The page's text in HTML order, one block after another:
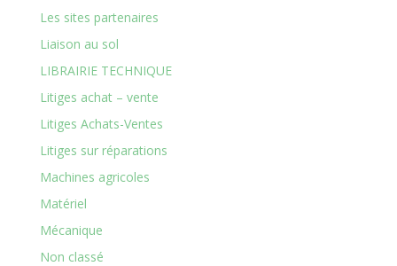
Les sites partenaires
Liaison au sol
LIBRAIRIE TECHNIQUE
Litiges achat – vente
Litiges Achats-Ventes
Litiges sur réparations
Machines agricoles
Matériel
Mécanique
Non classé